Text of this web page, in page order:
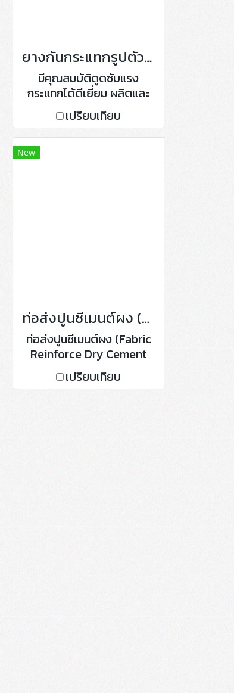
ยางกันกระแทกรูปตัว D
มีคุณสมบัติดูดซับแรง
กระแทกได้ดีเยี่ยม ผลิตและ
จำหน่ายหลากหลายขนาด
ตั้งแต่ 70 มม. ถึง 500 มม.
หรือขนาดตามต้องการ
เปรียบเทียบ
New
ท่อส่งปูนซีเมนต์ผง (Fabric Reinforce Dry Cement Delivery Hose)
ท่อส่งปูนซีเมนต์ผง (Fabric
Reinforce Dry Cement
Delivery Hose)
เปรียบเทียบ